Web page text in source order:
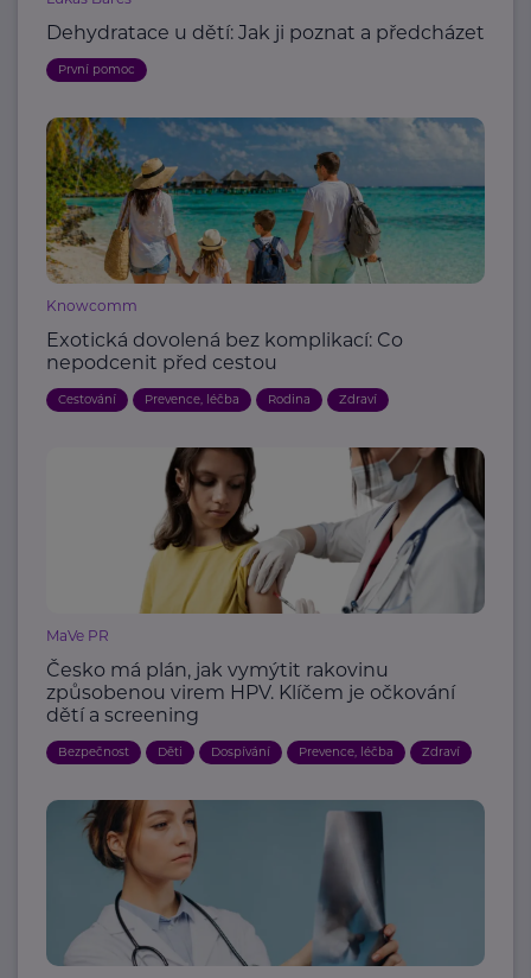
Dehydratace u dětí: Jak ji poznat a předcházet
První pomoc
Knowcomm
Exotická dovolená bez komplikací: Co
nepodcenit před cestou
Cestování Prevence, léčba Rodina Zdraví
MaVe PR
Česko má plán, jak vymýtit rakovinu
způsobenou virem HPV. Klíčem je očkování
dětí a screening
Bezpečnost Děti Dospívání Prevence, léčba Zdraví